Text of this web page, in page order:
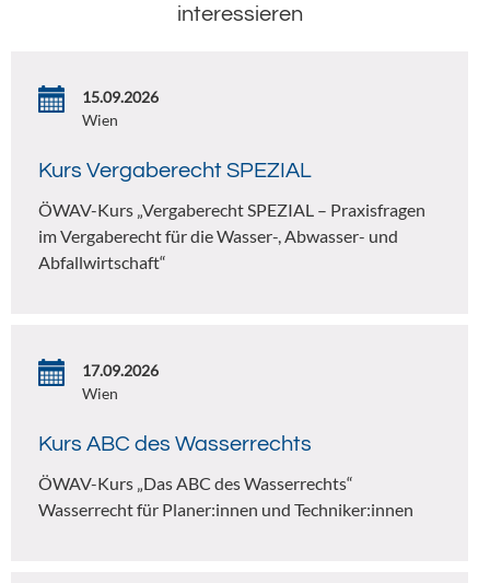
interessieren
15.09.2026
Wien
Kurs Vergaberecht SPEZIAL
ÖWAV-Kurs „Vergaberecht SPEZIAL – Praxisfragen
im Vergaberecht für die Wasser-, Abwasser- und
Abfallwirtschaft“
17.09.2026
Wien
Kurs ABC des Wasserrechts
ÖWAV-Kurs „Das ABC des Wasserrechts“
Wasserrecht für Planer:innen und Techniker:innen